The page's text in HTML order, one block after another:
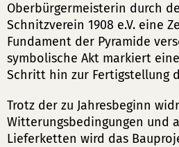
Oberbürgermeisterin durch
Schnitzverein 1908 e.V. eine
Fundament der Pyramide
symbolische Akt markiert
Schritt hin zur Fertigstellung
Trotz der zu Jahresbeginn
Witterungsbedingungen und
Lieferketten wird das